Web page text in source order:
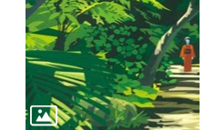
連
リ
ン
ク
ホ